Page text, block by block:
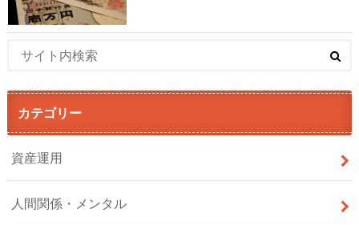
カテゴリー
資産運用
人間関係・メンタル